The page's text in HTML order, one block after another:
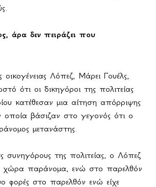
άρα δεν πειράζει που
Λόπεζ, Μάρει Γουέλς,
ότι οι δικηγόροι της πολιτείας
κατέθεσαν μια αίτηση απόρριψης
οποία βάσιζαν στο γεγονός ότι ο
μετανάστης.
συνηγόρους της πολιτείας, ο Λόπεζ
χώρα παράνομα, ενώ στο παρελθόν
φορές στο παρελθόν ενώ είχε